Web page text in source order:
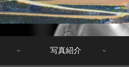
写真紹介